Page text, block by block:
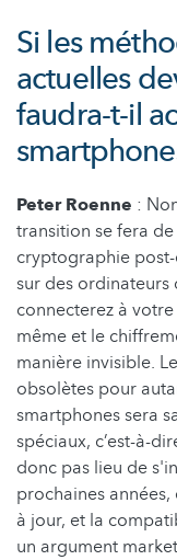
Si les
actuelles
faudra-t-il
Peter Roenne :
transition se fera
cryptographie post-
sur des ordinateurs
connecterez à
même et le
manière invisible.
obsolètes pour
smartphones sera
spéciaux, c’est-à-
donc pas lieu de
prochaines
à jour, et la
un argument